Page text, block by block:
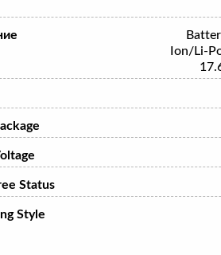
Ion/Li-
Status
Style